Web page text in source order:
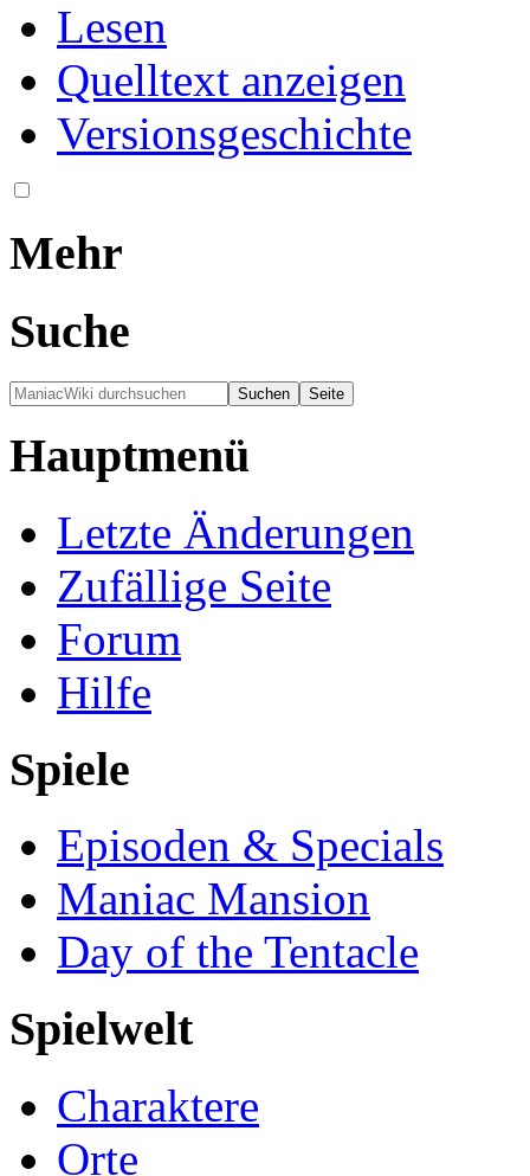
Lesen
Quelltext anzeigen
Versionsgeschichte
Mehr
Suche
Hauptmenü
Letzte Änderungen
Zufällige Seite
Forum
Hilfe
Spiele
Episoden & Specials
Maniac Mansion
Day of the Tentacle
Spielwelt
Charaktere
Orte